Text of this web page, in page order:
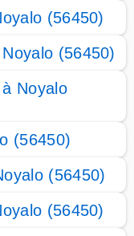
(56450)
(56450)
Noyalo
(56450)
(56450)
(56450)